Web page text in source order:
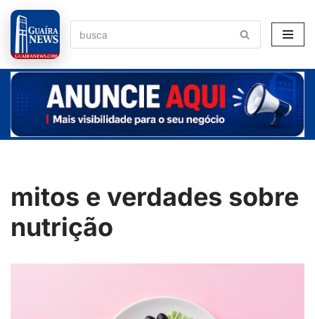
Pular
para
o
conteúdo
mitos e verdades sobre
nutrição